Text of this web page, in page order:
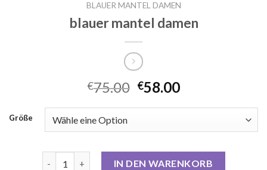
BLAUER MANTEL DAMEN
blauer mantel damen
€75.00 €58.00
Größe
blauer mantel damen MengeIN DEN WARENKORB